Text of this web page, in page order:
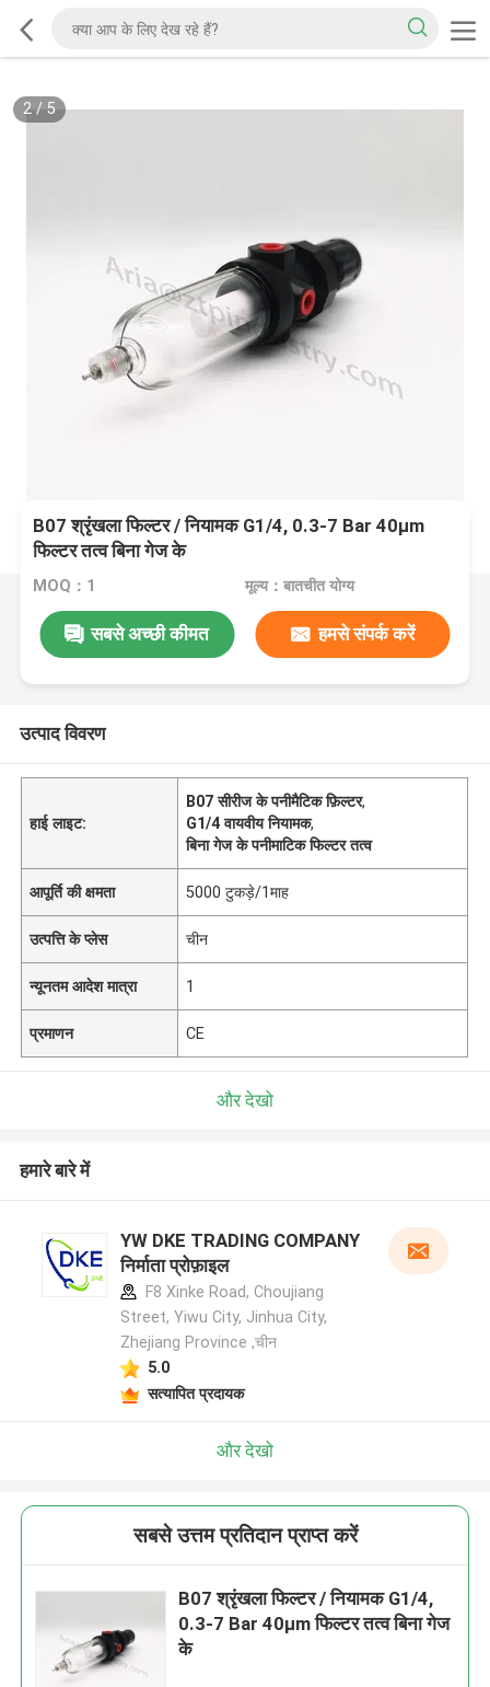
2/ 5
B07 श्रृंखला फिल्टर / नियामक G1/4, 0.3-7 Bar 40μm
फिल्टर तत्व बिना गेज के
MOQ：1 मूल्य：बातचीत योग्य
सबसे अच्छी कीमत हमसे संपर्क करें
उत्पाद विवरण
हाई लाइट:
B07 सीरीज के पनीमैटिक फ़िल्टर,
G1/4 वायवीय नियामक,
बिना गेज के पनीमाटिक फिल्टर तत्व
आपूर्ति की क्षमता 5000 टुकड़े/1माह
उत्पत्ति के प्लेस चीन
न्यूनतम आदेश मात्रा 1
प्रमाणन CE
और देखो
हमारे बारे में
YW DKE TRADING COMPANY
निर्माता प्रोफ़ाइल
F8 Xinke Road, Choujiang
Street, Yiwu City, Jinhua City,
Zhejiang Province ,चीन
5.0
सत्यापित प्रदायक
और देखो
सबसे उत्तम प्रतिदान प्राप्त करें
B07 श्रृंखला फिल्टर / नियामक G1/4,
0.3-7 Bar 40μm फिल्टर तत्व बिना गेज
के